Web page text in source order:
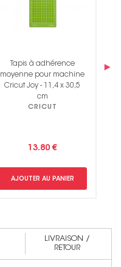
Tapis à adhérence
moyenne pour machine
Cricut Joy - 11,4 x 30,5
cm
CRICUT
13.80 €
AJOUTER AU PANIER
›
LIVRAISON /
RETOUR